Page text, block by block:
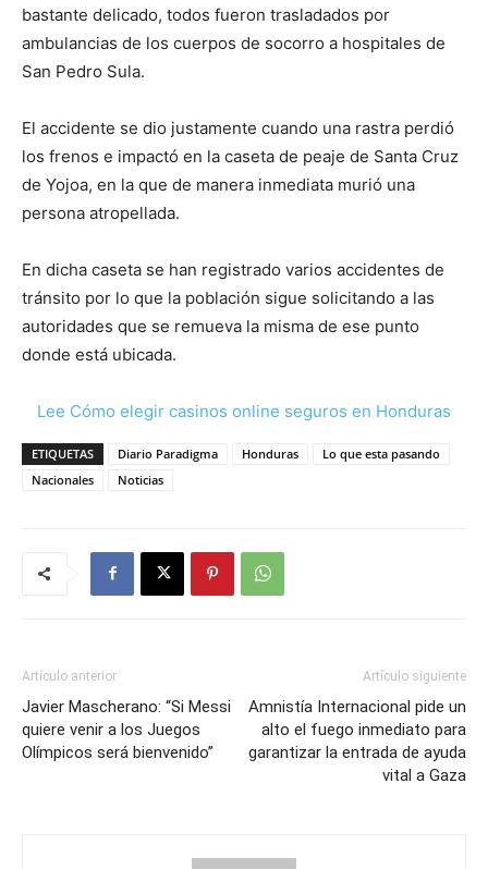
bastante delicado, todos fueron trasladados por
ambulancias de los cuerpos de socorro a hospitales de
San Pedro Sula.
El accidente se dio justamente cuando una rastra perdió
los frenos e impactó en la caseta de peaje de Santa Cruz
de Yojoa, en la que de manera inmediata murió una
persona atropellada.
En dicha caseta se han registrado varios accidentes de
tránsito por lo que la población sigue solicitando a las
autoridades que se remueva la misma de ese punto
donde está ubicada.
Lee Cómo elegir casinos online seguros en Honduras
ETIQUETAS Diario Paradigma Honduras
Lo que esta pasando
Nacionales
Noticias
Artículo anterior
Javier Mascherano: “Si Messi
quiere venir a los Juegos
Olímpicos será bienvenido”
Artículo siguiente
Amnistía Internacional pide un
alto el fuego inmediato para
garantizar la entrada de ayuda
vital a Gaza